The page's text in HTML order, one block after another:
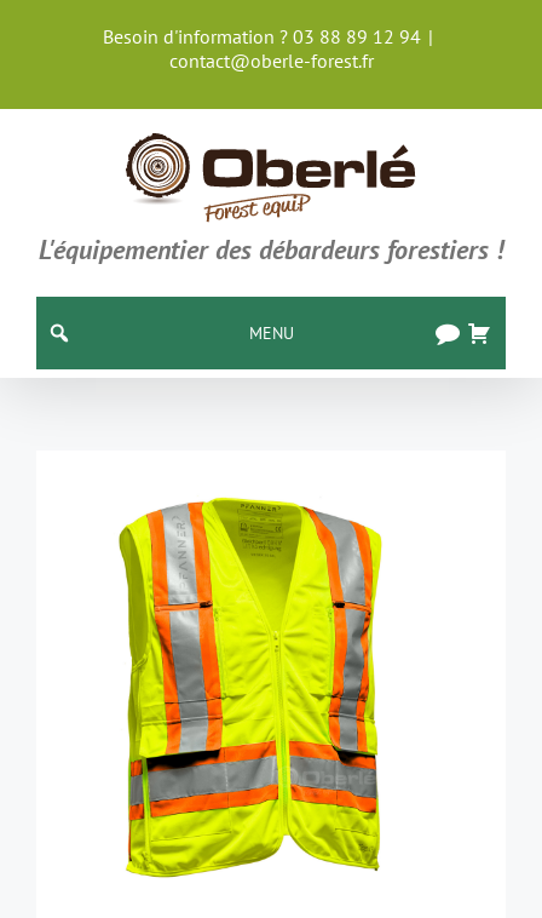
Besoin d'information ? 03 88 89 12 94 |
contact@oberle-forest.fr
L'équipementier des débardeurs forestiers !
MENU